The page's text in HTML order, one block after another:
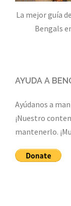
La mejor guía
Bengals
AYUDA A
Ayúdanos a
¡Nuestro
mantenerlo.